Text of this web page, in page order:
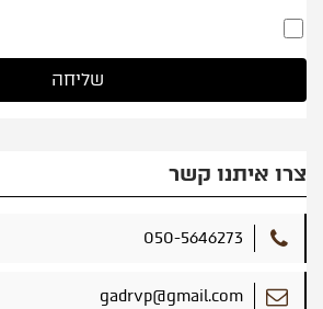
צרו איתנו קשר
050-5646273
gadrvp@gmail.com